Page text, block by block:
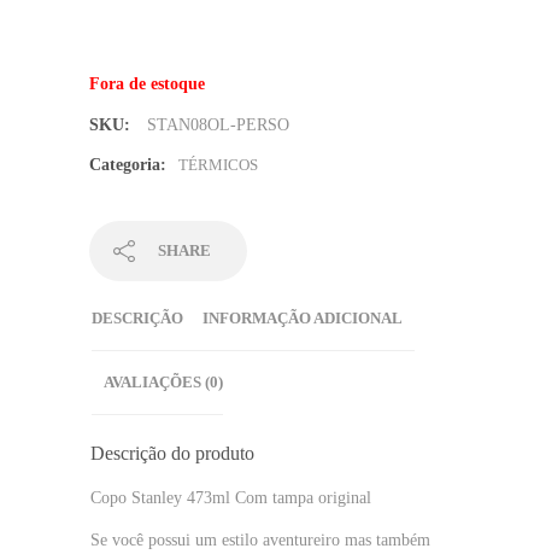
Fora de estoque
SKU: STAN08OL-PERSO
Categoria: TÉRMICOS
SHARE
DESCRIÇÃO INFORMAÇÃO ADICIONAL
AVALIAÇÕES (0)
Descrição do produto
Copo Stanley 473ml Com tampa original
Se você possui um estilo aventureiro mas também